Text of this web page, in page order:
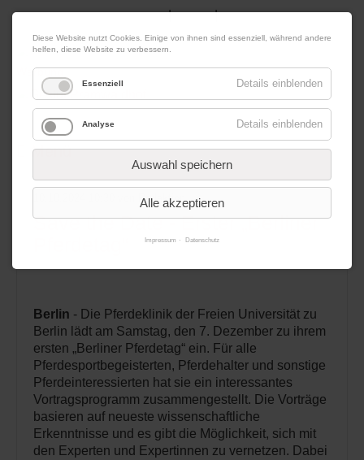
07. August 2026 Impressum|Kontakt|Datenschutz
Werbung
Menü
von Redaktion
Save the Date - Erster „Berliner
Berlin - Die Pferdeklinik der Freien Universität zu
Berlin lädt am Samstag, den 7. Dezember zu ihrem
ersten „Berliner Pferdetag“ ein. Für alle
Pferdesportbegeisterten, Pferdehalter und sonstige
Pferdeinteressierten hat sie ein interessantes
Vortragsprogramm zusammengestellt. Die Vorträge
basieren auf neueste wissenschaftliche
Erkenntnisse und es gibt die Möglichkeit, sich mit
den Experten und Expertinnen zu vernetzen. Dabei
Diese Website nutzt Cookies. Einige von ihnen sind essenziell, während andere
helfen, diese Website zu verbessern.
Essenziell Details einblenden
Analyse Details einblenden
Auswahl speichern
Alle akzeptieren
Impressum Datenschutz